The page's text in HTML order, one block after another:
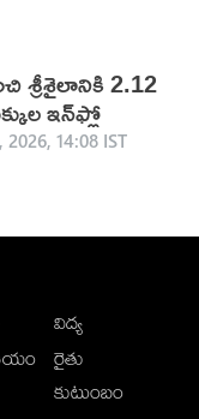
శ్రీశైలానికి 2.12
ఇన్‌ఫ్లో
2026, 14:08 IST
విద్య
రైతు
కుటుంబం